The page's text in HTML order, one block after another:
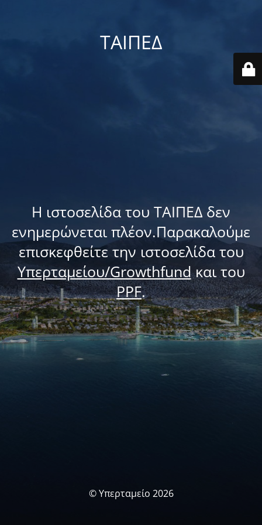
ΤΑΙΠΕΔ
Η ιστοσελίδα του ΤΑΙΠΕΔ δεν
ενημερώνεται πλέον.Παρακαλούμε
επισκεφθείτε την ιστοσελίδα του
Υπερταμείου/Growthfundκαι του
PPF.
© Υπερταμείο 2026